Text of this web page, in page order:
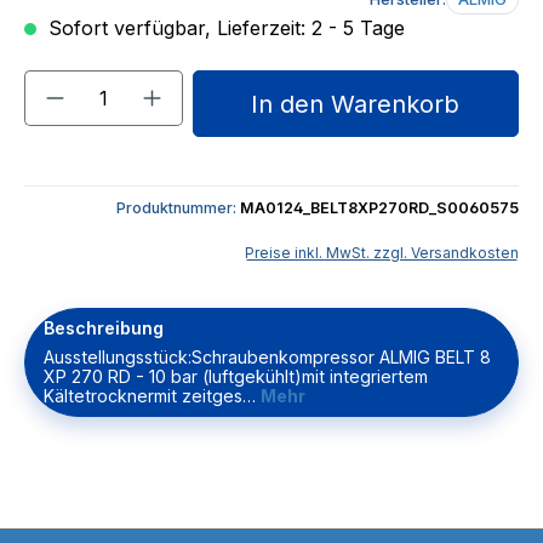
Sofort verfügbar, Lieferzeit: 2 - 5 Tage
Produkt Anzahl: Gib den
In den Warenkorb
Produktnummer: MA0124_BELT8XP270RD_S0060575
Preise inkl. MwSt. zzgl. Versandkosten
Beschreibung
Ausstellungsstück:Schraubenkompressor ALMIG BELT 8
XP 270 RD - 10 bar (luftgekühlt)mit integriertem
Kältetrocknermit zeitges… Mehr